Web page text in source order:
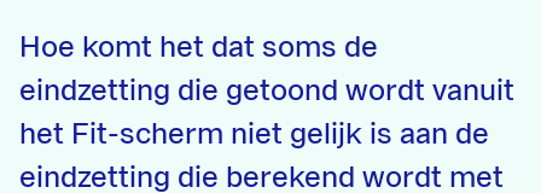
Hoe komt het dat soms de
eindzetting die getoond wordt vanuit
het Fit-scherm niet gelijk is aan de
eindzetting die berekend wordt met